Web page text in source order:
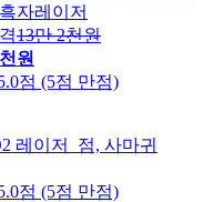
자레이저
13만 2천원
원
점 (5점 만점)
레이저_점, 사마귀
점 (5점 만점)